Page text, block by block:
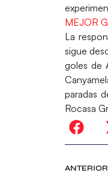
MEJOR
La
sigue
goles de
paradas
Rocasa
ANTERIOR